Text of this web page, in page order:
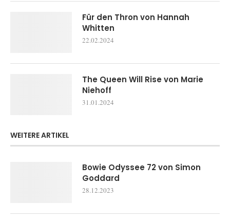
Für den Thron von Hannah
Whitten
22.02.2024
The Queen Will Rise von Marie
Niehoff
31.01.2024
WEITERE ARTIKEL
Bowie Odyssee 72 von Simon
Goddard
28.12.2023